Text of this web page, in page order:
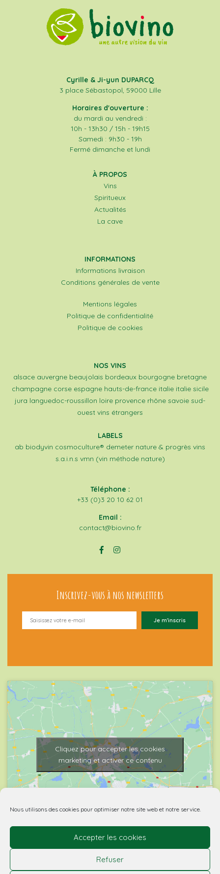
Nous utilisons des cookies pour optimiser notre site web et notre service.
Accepter les cookies
Refuser
Cyrille & Ji-yun DUPARCQ
3 place Sébastopol, 59000 Lille
Horaires d'ouverture :
du mardi au vendredi :
10h - 13h30 / 15h - 19h15
Samedi : 9h30 - 19h
Fermé dimanche et lundi
À PROPOS
Vins
Spiritueux
Actualités
La cave
INFORMATIONS
Informations livraison
Conditions générales de vente
Mentions légales
Politique de confidentialité
Politique de cookies
NOS VINS
alsace auvergne beaujolais bordeaux bourgogne bretagne
champagne corse espagne hauts-de-france italie italie sicile
jura languedoc-roussillon loire provence rhône savoie sud-
ouest vins étrangers
LABELS
ab biodyvin cosmoculture® demeter nature & progrès vins
s.a.i.n.s vmn (vin méthode nature)
Téléphone :
+33 (0)3 20 10 62 01
Email :
contact@biovino.fr
Inscrivez-vous à nos newsletters
Cliquez pour accepter les cookies
marketing et activer ce contenu
© 2026 Biovino | made with by Agence Spritz.